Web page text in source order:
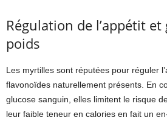
Régulation de l’appétit
poids
Les myrtilles sont réputées pour réguler
flavonoïdes naturellement présents. En
glucose sanguin, elles limitent le risque
leur faible teneur en calories en fait un